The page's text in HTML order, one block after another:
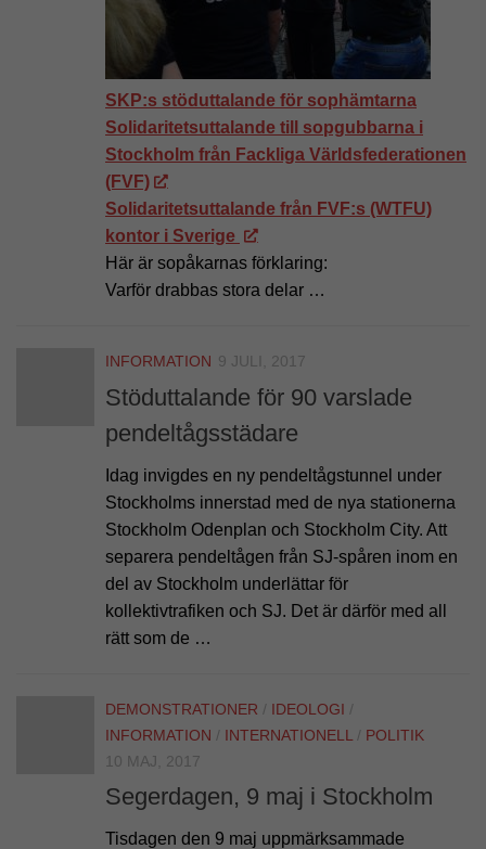
SKP:s stöduttalande för sophämtarna
Solidaritetsuttalande till sopgubbarna i
Stockholm från Fackliga Världsfederationen
(FVF)
Solidaritetsuttalande från FVF:s (WTFU)
kontor i Sverige
Här är sopåkarnas förklaring:
Varför drabbas stora delar …
INFORMATION 9 JULI, 2017
Stöduttalande för 90 varslade
pendeltågsstädare
Idag invigdes en ny pendeltågstunnel under
Stockholms innerstad med de nya stationerna
Stockholm Odenplan och Stockholm City. Att
separera pendeltågen från SJ-spåren inom en
del av Stockholm underlättar för
kollektivtrafiken och SJ. Det är därför med all
rätt som de …
DEMONSTRATIONER / IDEOLOGI /
INFORMATION / INTERNATIONELL / POLITIK
10 MAJ, 2017
Segerdagen, 9 maj i Stockholm
Tisdagen den 9 maj uppmärksammade